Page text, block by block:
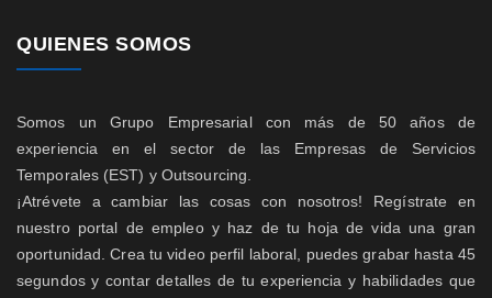
QUIENES SOMOS
Somos un Grupo Empresarial con más de 50 años de
experiencia en el sector de las Empresas de Servicios
Temporales (EST) y Outsourcing.
¡Atrévete a cambiar las cosas con nosotros! Regístrate en
nuestro portal de empleo y haz de tu hoja de vida una gran
oportunidad. Crea tu video perfil laboral, puedes grabar hasta 45
segundos y contar detalles de tu experiencia y habilidades que